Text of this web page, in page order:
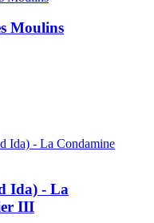
Moulins
Ida) - La
III